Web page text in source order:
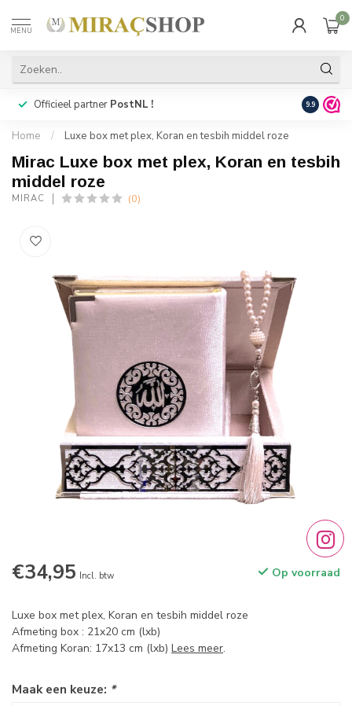
MENU
0
Officieel partner PostNL ! Snelle
9.9
Home / Luxe box met plex, Koran en tesbih middel roze
Mirac Luxe box met plex, Koran en tesbih
middel roze
MIRAC (0)
€34,95 Incl. btw Op voorraad
Luxe box met plex, Koran en tesbih middel roze
Afmeting box : 21x20 cm (lxb)
Afmeting Koran: 17x13 cm (lxb) Lees meer.
Maak een keuze: *